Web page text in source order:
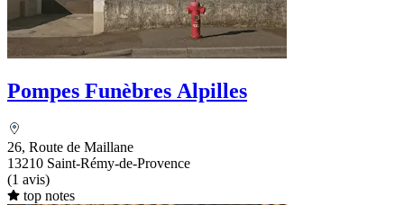
Pompes Funèbres Alpilles
26, Route de Maillane
13210 Saint-Rémy-de-Provence
(1 avis)
top notes